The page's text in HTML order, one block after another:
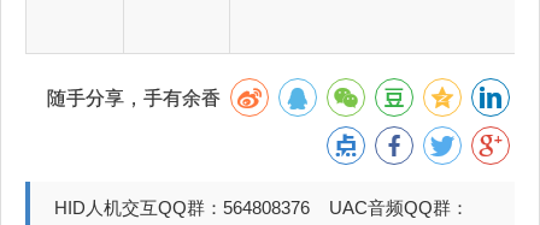
随手分享，手有余香
HID人机交互QQ群：564808376 UAC音频QQ群：